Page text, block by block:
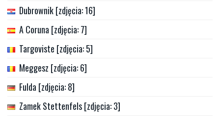
Dubrownik [zdjęcia: 16]
A Coruna [zdjęcia: 7]
Targoviste [zdjęcia: 5]
Meggesz [zdjęcia: 6]
Fulda [zdjęcia: 8]
Zamek Stettenfels [zdjęcia: 3]